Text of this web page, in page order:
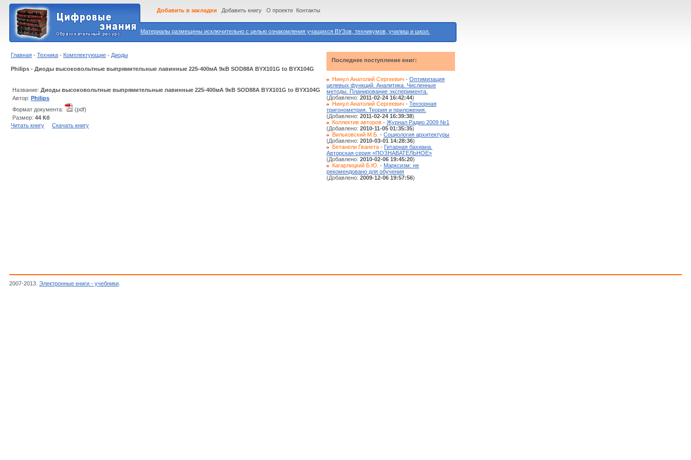
Материалы размещены исключительно с целью ознакомления учащихся ВУЗов, техникумов, училищ и школ.
Добавить в закладки Добавить книгу О проекте Контакты
Главная - Техника - Комплектующие - Диоды
Philips - Диоды высоковольтные выпрямительные лавинные 225-400мА 9кВ SOD88A BYX101G to BYX104G
Название: Диоды высоковольтные выпрямительные лавинные 225-400мА 9кВ SOD88A BYX101G to BYX104G
Автор: Philips
Формат документа:
(pdf)
Размер: 44 Кб
Читать книгу
Скачать книгу
Последнее поступление книг:
Нинул Анатолий Сергеевич - Оптимизация
целевых функций. Аналитика. Численные
методы. Планирование эксперимента.
(Добавлено: 2011-02-24 16:42:44)
Нинул Анатолий Сергеевич - Тензорная
тригонометрия. Теория и приложения.
(Добавлено: 2011-02-24 16:39:38)
Коллектив авторов - Журнал Радио 2009 №1
(Добавлено: 2010-11-05 01:35:35)
Вильковский М.Б. - Социология архитектуры
(Добавлено: 2010-03-01 14:28:36)
Бетанели Гванета - Гитарная бахиана.
Авторская серия «ПОЗНАВАТЕЛЬНОЕ»
(Добавлено: 2010-02-06 19:45:20)
Кагарлицкий Б.Ю. - Марксизм: не
рекомендовано для обучения
(Добавлено: 2009-12-06 19:57:56)
2007-2013. Электронные книги - учебники